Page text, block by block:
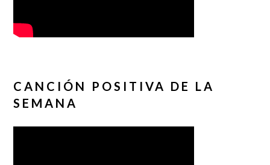
CANCIÓN POSITIVA DE LA
SEMANA